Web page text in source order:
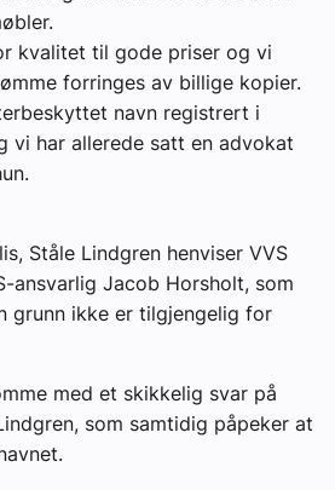
kvalitet til gode priser og vi
forringes av billige kopier.
navn registrert i
vi har allerede satt en advokat
Ståle Lindgren henviser VVS
ansvarlig Jacob Horsholt, som
grunn ikke er tilgjengelig for
med et skikkelig svar på
som samtidig påpeker at